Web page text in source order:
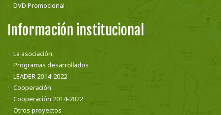
DVD Promocional
Información institucional
La asociación
Programas desarrollados
LEADER 2014-2022
Cooperación
Cooperación 2014-2022
Otros proyectos